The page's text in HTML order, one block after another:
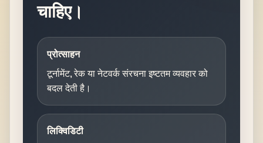
चाहिए।
प्रोत्साहन
टूर्नामेंट, रेक या नेटवर्क संरचना इष्टतम व्यवहार को
बदल देती है।
लिक्विडिटी